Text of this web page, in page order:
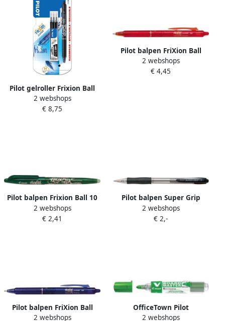
Pilot gelroller Frixion Ball
Clicker blister van 4 stuks(1
gelroller + 3 vullingen )
2 webshops
€ 8,75
Pilot balpen FriXion Ball
Clicker 10 rood 12 stuks
2 webshops
€ 4,45
Pilot balpen Frixion Ball 10
groen
2 webshops
€ 2,41
Pilot balpen Super Grip
zwart 12 stuks
2 webshops
€ 2,-
Pilot balpen FriXion Ball
Clicker 10 blauw 12 stuks
2 webshops
OfficeTown Pilot
whiteboardmarker V-Board
2 webshops